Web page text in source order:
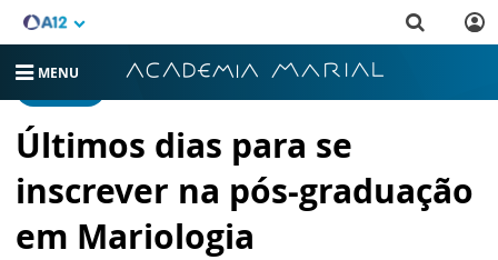
MENU
Últimos dias para se
inscrever na pós-graduação
em Mariologia